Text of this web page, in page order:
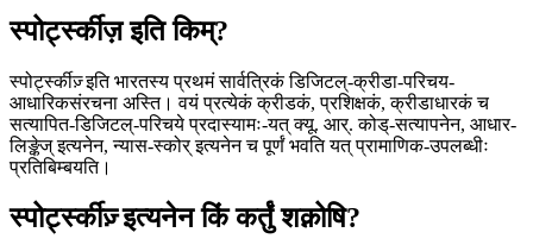
स्पोर्ट्स्कीज़ इति किम्?
स्पोर्ट्स्कीज़् इति भारतस्य प्रथमं सार्वत्रिकं डिजिटल्-क्रीडा-परिचय-
आधारिकसंरचना अस्ति। वयं प्रत्येकं क्रीडकं, प्रशिक्षकं, क्रीडाधारकं च
सत्यापित-डिजिटल्-परिचये प्रदास्यामः-यत् क्यू. आर्. कोड्-सत्यापनेन, आधार-
लिङ्केज् इत्यनेन, न्यास-स्कोर् इत्यनेन च पूर्णं भवति यत् प्रामाणिक-उपलब्धीः
प्रतिबिम्बयति।
स्पोर्ट्स्कीज़् इत्यनेन किं कर्तुं शक्नोषि?